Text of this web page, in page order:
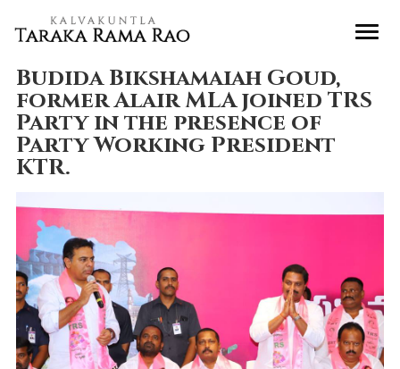
Budida Bikshamaiah Goud,
former Alair MLA joined TRS
Party in the presence of
Party Working President
KTR.